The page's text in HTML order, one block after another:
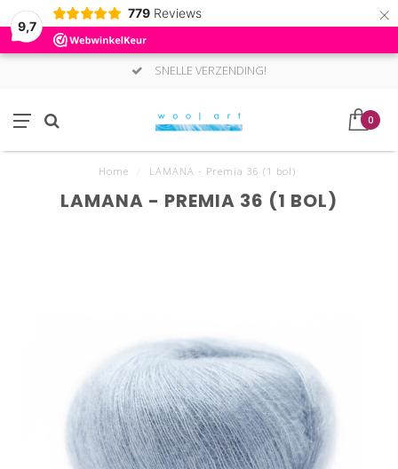
9,7
779 Reviews ×
SNELLE VERZENDING!
0
Home LAMANA - Premia 36 (1 bol)
LAMANA - PREMIA 36 (1 BOL)